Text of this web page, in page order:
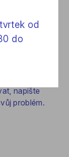
napište
problém.
od
do